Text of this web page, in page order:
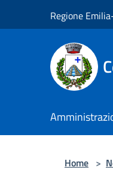
Regione
Home >